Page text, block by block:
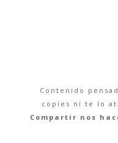
Contenido
copies ni te lo
Compartir nos